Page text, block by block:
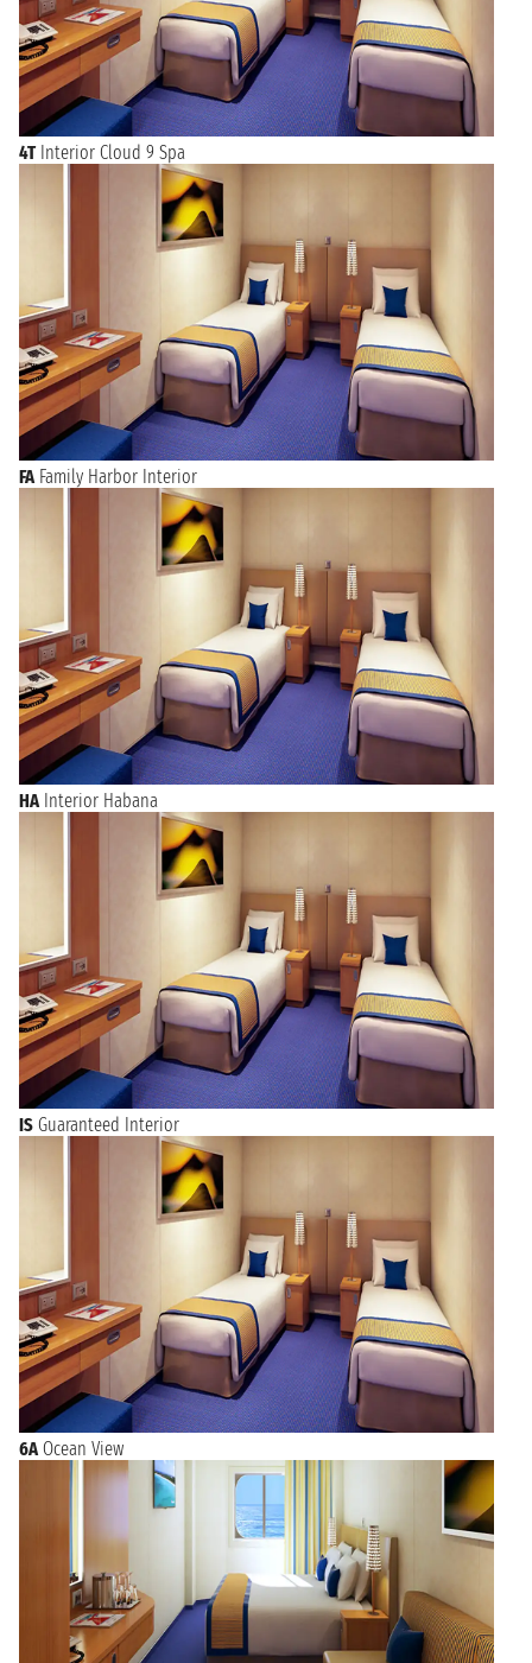
4T Interior Cloud 9 Spa
FA Family Harbor Interior
HA Interior Habana
IS Guaranteed Interior
6A Ocean View